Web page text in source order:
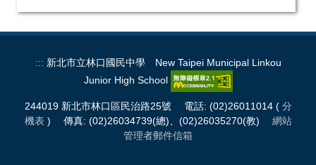
::: 新北市立林口國民中學 New Taipei Municipal Linkou
Junior High School
244019 新北市林口區民治路25號 電話: (02)26011014 ( 分
機表 ) 傳真: (02)26034739(總)、(02)26035270(教) 網站
管理者郵件信箱